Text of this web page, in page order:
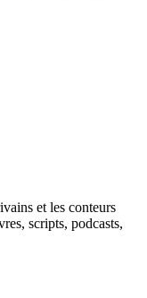
et les conteurs
scripts, podcasts,